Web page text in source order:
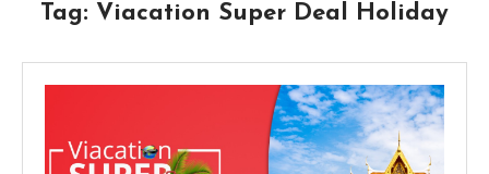
Tag: Viacation Super Deal Holiday